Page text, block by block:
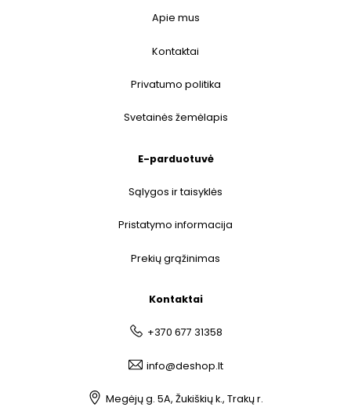
Apie mus
Kontaktai
Privatumo politika
Svetainės žemėlapis
E-parduotuvė
Sąlygos ir taisyklės
Pristatymo informacija
Prekių grąžinimas
Kontaktai
+370 677 31358
info@deshop.lt
Megėjų g. 5A, Žukiškių k., Trakų r.